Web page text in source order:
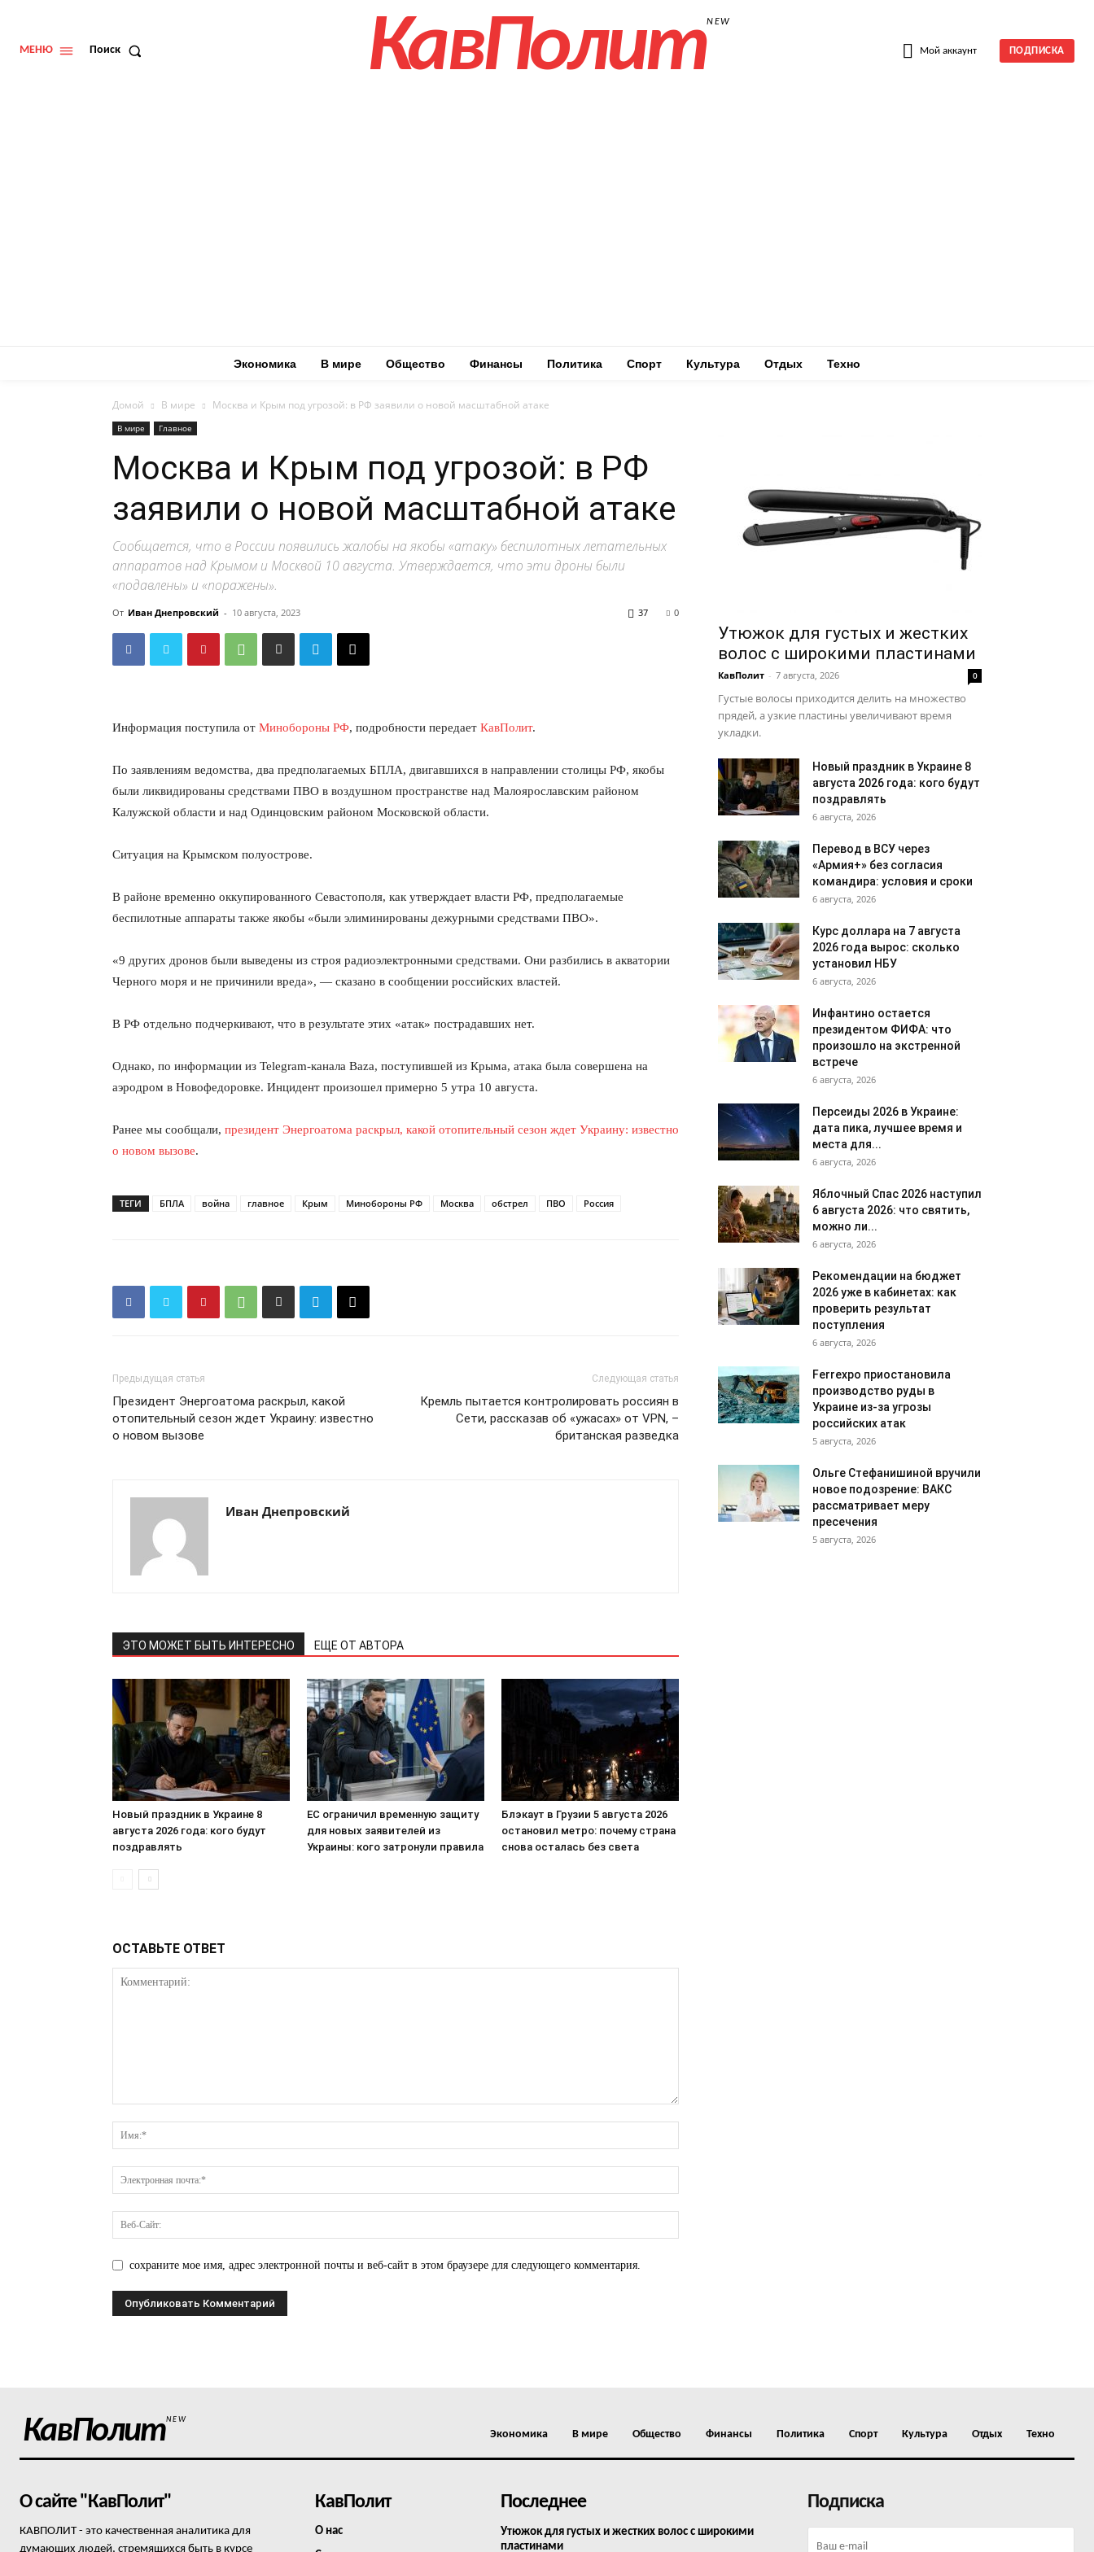
КавПолит
ПОДПИСАТЬСЯ СЕЙЧАС
Политика конфиденциальности
Отказ от ответственности
Подписка
МЕНЮ Поиск КавПолитNEW
Мой аккаунт ПОДПИСКА
Экономика В мире Общество Финансы Политика Спорт Культура Отдых Техно
Домой В мире Москва и Крым под угрозой: в РФ заявили о новой масштабной атаке
В мире Главное
Москва и Крым под угрозой: в РФ
заявили о новой масштабной атаке
Сообщается, что в России появились жалобы на якобы «атаку» беспилотных летательных
аппаратов над Крымом и Москвой 10 августа. Утверждается, что эти дроны были
«подавлены» и «поражены».
От Иван Днепровский - 10 августа, 2023 0
37
Информация поступила от Минобороны РФ, подробности передает КавПолит.
По заявлениям ведомства, два предполагаемых БПЛА, двигавшихся в направлении столицы РФ, якобы
были ликвидированы средствами ПВО в воздушном пространстве над Малоярославским районом
Калужской области и над Одинцовским районом Московской области.
Ситуация на Крымском полуострове.
В районе временно оккупированного Севастополя, как утверждает власти РФ, предполагаемые
беспилотные аппараты также якобы «были элиминированы дежурными средствами ПВО».
«9 других дронов были выведены из строя радиоэлектронными средствами. Они разбились в акватории
Черного моря и не причинили вреда», — сказано в сообщении российских властей.
В РФ отдельно подчеркивают, что в результате этих «атак» пострадавших нет.
Однако, по информации из Telegram-канала Baza, поступившей из Крыма, атака была совершена на
аэродром в Новофедоровке. Инцидент произошел примерно 5 утра 10 августа.
Ранее мы сообщали, президент Энергоатома раскрыл, какой отопительный сезон ждет Украину: известно
о новом вызове.
ТЕГИ БПЛА война главное Крым Минобороны РФ Москва обстрел ПВО Россия
Предыдущая статья
Президент Энергоатома раскрыл, какой
отопительный сезон ждет Украину: известно
о новом вызове
Следующая статья
​Кремль пытается контролировать россиян в
Сети, рассказав об «ужасах» от VPN, –
британская разведка
Иван Днепровский
ЭТО МОЖЕТ БЫТЬ ИНТЕРЕСНО ЕЩЕ ОТ АВТОРА
Новый праздник в Украине 8
августа 2026 года: кого будут
поздравлять
ЕС ограничил временную защиту
для новых заявителей из
Украины: кого затронули правила
Блэкаут в Грузии 5 августа 2026
остановил метро: почему страна
снова осталась без света
ОСТАВЬТЕ ОТВЕТ
сохраните мое имя, адрес электронной почты и веб-сайт в этом браузере для следующего комментария.
Утюжок для густых и жестких
волос с широкими пластинами
КавПолит - 7 августа, 2026 0
Густые волосы приходится делить на множество
прядей, а узкие пластины увеличивают время
укладки.
Новый праздник в Украине 8
августа 2026 года: кого будут
поздравлять
6 августа, 2026
Перевод в ВСУ через
«Армия+» без согласия
командира: условия и сроки
6 августа, 2026
Курс доллара на 7 августа
2026 года вырос: сколько
установил НБУ
6 августа, 2026
Инфантино остается
президентом ФИФА: что
произошло на экстренной
встрече
6 августа, 2026
Персеиды 2026 в Украине:
дата пика, лучшее время и
места для...
6 августа, 2026
Яблочный Спас 2026 наступил
6 августа 2026: что святить,
можно ли...
6 августа, 2026
Рекомендации на бюджет
2026 уже в кабинетах: как
проверить результат
поступления
6 августа, 2026
Ferrexpo приостановила
производство руды в
Украине из-за угрозы
российских атак
5 августа, 2026
Ольге Стефанишиной вручили
новое подозрение: ВАКС
рассматривает меру
пресечения
5 августа, 2026
КавПолитNEW
Экономика В мире Общество Финансы Политика Спорт Культура Отдых Техно
О сайте "КавПолит"
КАВПОЛИТ - это качественная аналитика для
думающих людей, стремящихся быть в курсе
КавПолит
О нас
Последнее
Утюжок для густых и жестких волос с широкими
пластинами
Подписка